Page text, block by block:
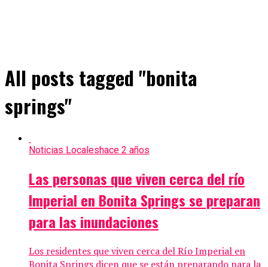
All posts tagged "bonita
springs"
Noticias Localeshace 2 años
Las personas que viven cerca del río
Imperial en Bonita Springs se preparan
para las inundaciones
Los residentes que viven cerca del Río Imperial en
Bonita Springs dicen que se están preparando para la